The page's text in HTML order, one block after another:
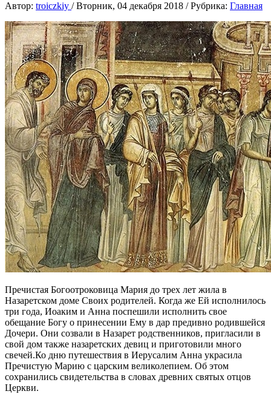
Автор: troiczkiy /Вторник, 04 декабря 2018 /Рубрика: Главная
Пречистая Богоотроковица Мария до трех лет жила в
Назаретском доме Своих родителей. Когда же Ей исполнилось
три года, Иоаким и Анна поспешили исполнить свое
обещание Богу о принесении Ему в дар предивно родившейся
Дочери. Они созвали в Назарет родственников, пригласили в
свой дом также назаретских девиц и приготовили много
свечей.Ко дню путешествия в Иерусалим Анна украсила
Пречистую Марию с царским великолепием. Об этом
сохранились свидетельства в словах древних святых отцов
Церкви.